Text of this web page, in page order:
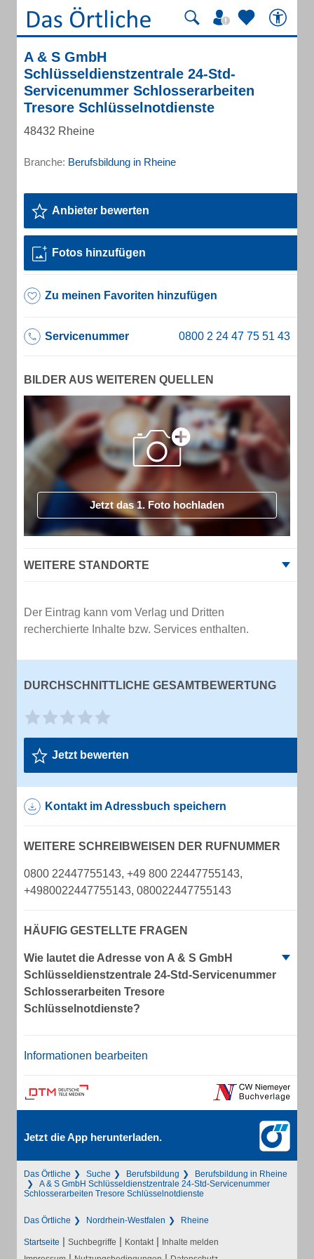
A & S GmbH
Schlüsseldienstzentrale 24-Std-
Servicenummer Schlosserarbeiten
Tresore Schlüsselnotdienste
48432 Rheine
Branche: Berufsbildung in Rheine
Anbieter bewerten
Fotos hinzufügen
Zu meinen Favoriten hinzufügen
Servicenummer
BILDER AUS WEITEREN QUELLEN
Jetzt das 1. Foto hochladen
WEITERE STANDORTE
Der Eintrag kann vom Verlag und Dritten
recherchierte Inhalte bzw. Services enthalten.
DURCHSCHNITTLICHE GESAMTBEWERTUNG
Jetzt bewerten
Kontakt im Adressbuch speichern
WEITERE SCHREIBWEISEN DER RUFNUMMER
0800 22447755143, +49 800 22447755143,
+4980022447755143, 080022447755143
HÄUFIG GESTELLTE FRAGEN
Wie lautet die Adresse von A & S GmbH
Schlüsseldienstzentrale 24-Std-Servicenummer
Schlosserarbeiten Tresore
Schlüsselnotdienste?
Informationen bearbeiten
Jetzt die App herunterladen.
Das Örtliche Suche Berufsbildung
Berufsbildung in Rheine
A & S GmbH Schlüsseldienstzentrale 24-Std-Servicenummer
Schlosserarbeiten Tresore Schlüsselnotdienste
Das Örtliche Nordrhein-Westfalen Rheine
Startseite | Suchbegriffe | Kontakt | Inhalte melden